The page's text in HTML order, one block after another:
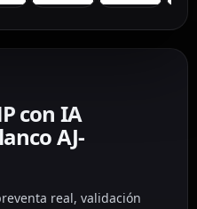
con IA
AJ-
real, validación